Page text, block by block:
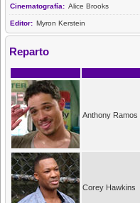
Cinematografía: Alice Brooks
Editor: Myron Kerstein
Reparto
Anthony Ramos
Corey Hawkins